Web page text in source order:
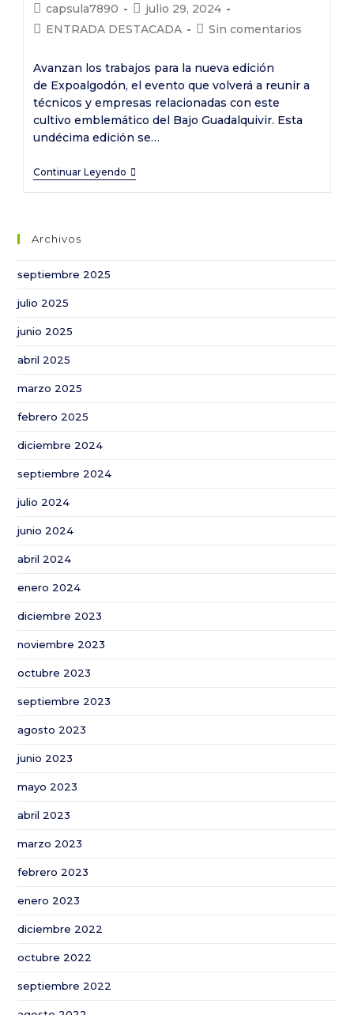
que
se
el
próximo
jueves
Autor
de
capsula7890
Publicación
de
julio 29, 2024
Categoría
la
entrada:
ENTRADA DESTACADA
Comentarios
entrada:
Sin comentarios
Avanzan los trabajos para la nueva edición
de Expoalgodón, el evento que volverá a reunir a
técnicos y empresas relacionadas con este
cultivo emblemático del Bajo Guadalquivir. Esta
undécima edición se…
Continuar Leyendo
Archivos
septiembre 2025
julio 2025
junio 2025
abril 2025
marzo 2025
febrero 2025
diciembre 2024
septiembre 2024
julio 2024
junio 2024
abril 2024
enero 2024
diciembre 2023
noviembre 2023
octubre 2023
septiembre 2023
agosto 2023
junio 2023
mayo 2023
abril 2023
marzo 2023
febrero 2023
enero 2023
diciembre 2022
octubre 2022
septiembre 2022